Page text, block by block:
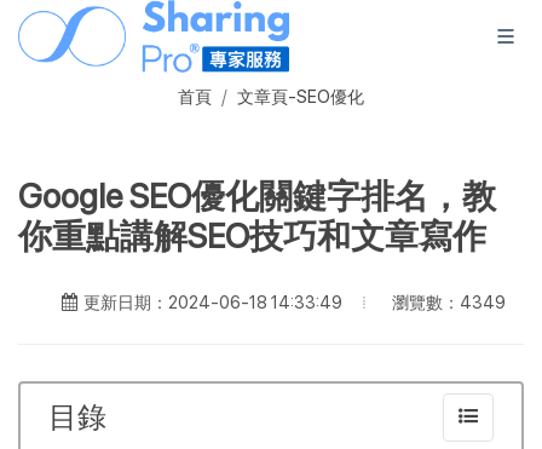
首頁 文章頁-SEO優化
Google SEO優化關鍵字排名，教
你重點講解SEO技巧和文章寫作
更新日期：2024-06-18 14:33:49 瀏覽數：4349
目錄